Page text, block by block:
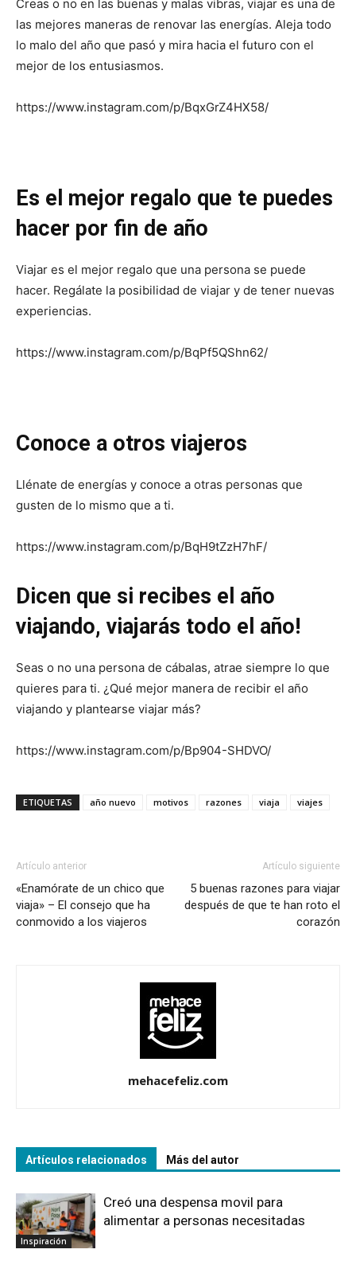
Creas o no en las buenas y malas vibras, viajar es una de
las mejores maneras de renovar las energías. Aleja todo
lo malo del año que pasó y mira hacia el futuro con el
mejor de los entusiasmos.
https://www.instagram.com/p/BqxGrZ4HX58/
Es el mejor regalo que te puedes
hacer por fin de año
Viajar es el mejor regalo que una persona se puede
hacer. Regálate la posibilidad de viajar y de tener nuevas
experiencias.
https://www.instagram.com/p/BqPf5QShn62/
Conoce a otros viajeros
Llénate de energías y conoce a otras personas que
gusten de lo mismo que a ti.
https://www.instagram.com/p/BqH9tZzH7hF/
Dicen que si recibes el año
viajando, viajarás todo el año!
Seas o no una persona de cábalas, atrae siempre lo que
quieres para ti. ¿Qué mejor manera de recibir el año
viajando y plantearse viajar más?
https://www.instagram.com/p/Bp904-SHDVO/
ETIQUETAS año nuevo motivos razones viaja viajes
Artículo anterior
«Enamórate de un chico que
viaja» – El consejo que ha
conmovido a los viajeros
Artículo siguiente
5 buenas razones para viajar
después de que te han roto el
corazón
mehacefeliz.com
Artículos relacionados Más del autor
Inspiración
Creó una despensa movil para
alimentar a personas necesitadas